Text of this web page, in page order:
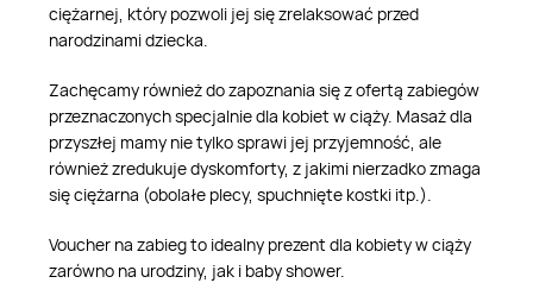
ciężarnej, który pozwoli jej się zrelaksować przed
narodzinami dziecka.
Zachęcamy również do zapoznania się z ofertą zabiegów
przeznaczonych specjalnie dla kobiet w ciąży. Masaż dla
przyszłej mamy nie tylko sprawi jej przyjemność, ale
również zredukuje dyskomforty, z jakimi nierzadko zmaga
się ciężarna (obolałe plecy, spuchnięte kostki itp.).
Voucher na zabieg to idealny prezent dla kobiety w ciąży
zarówno na urodziny, jak i baby shower.